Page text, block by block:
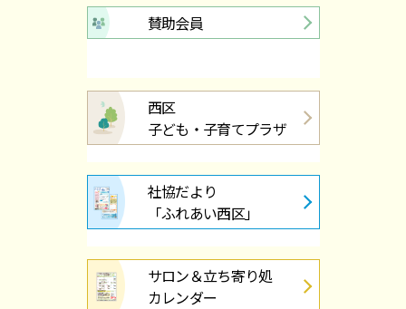
賛助会員
西区
子ども・子育てプラザ
社協だより
「ふれあい西区」
サロン＆立ち寄り処
カレンダー